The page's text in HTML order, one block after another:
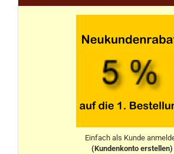
Einfach als Kunde
(Kundenkonto erstellen)